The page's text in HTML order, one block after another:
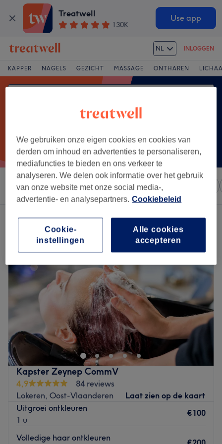
Treatwell
130K
Use app
NL INLOGGEN
KAPPER NAGELS GEZICHT MASSAGE ONTHAREN
Sorteer op Elke prijs Salons Expresaanbiedingen
Een salon met:vrouwen - blonderen in Zele, Oost-Vlaanderen
Kapster Zeynep CommV
4,9
84 reviews
Lokeren, Oost-Vlaanderen
Laat zien op de kaart
Uitgroei ontkleuren
1 u
€100
Volledige haar ontkleuren
We gebruiken onze eigen cookies en cookies van
derden om inhoud en advertenties te personaliseren,
mediafuncties te bieden en ons verkeer te
analyseren. We delen ook informatie over het gebruik
van onze website met onze social media-,
advertentie- en analysepartners. Cookiebeleid
Alle cookies
accepteren
Cookie-
instellingen